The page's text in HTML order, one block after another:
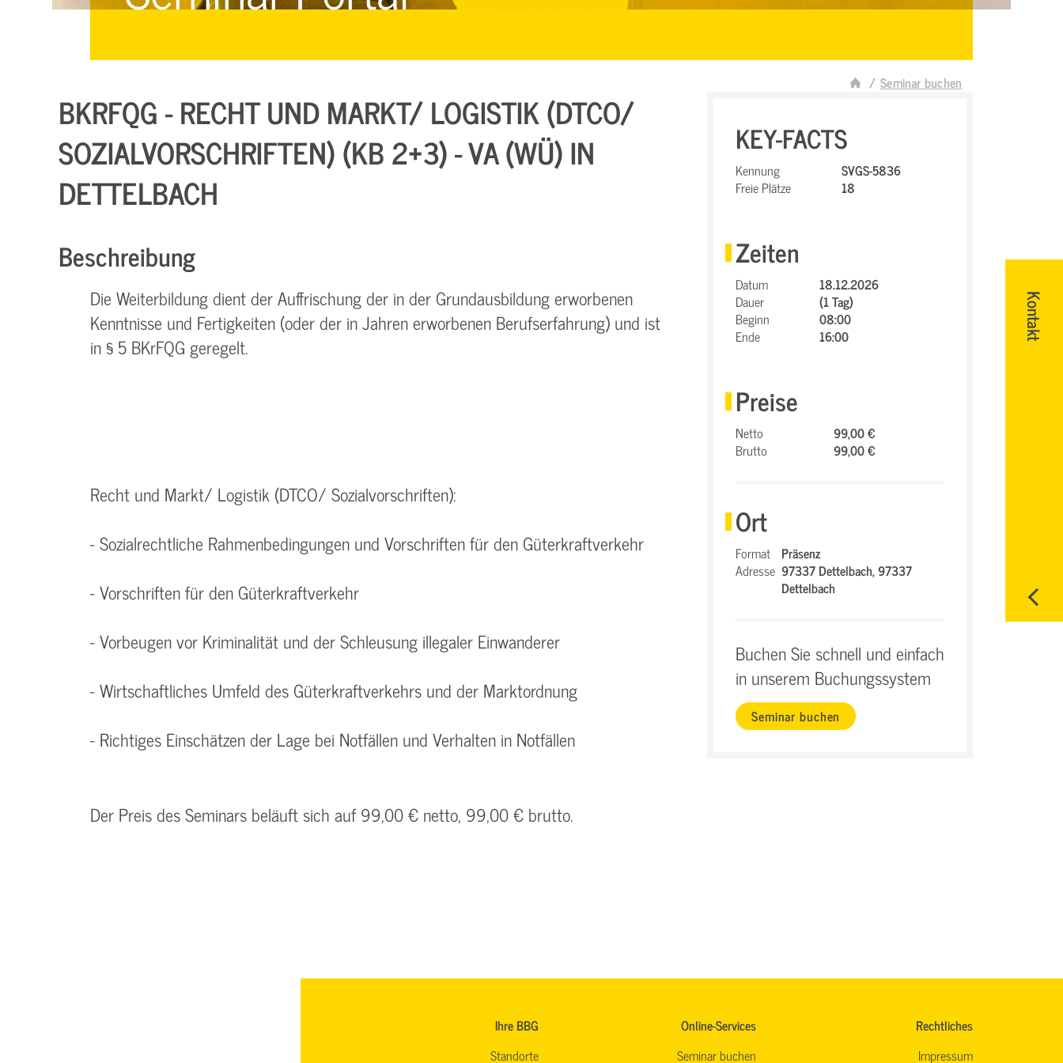
Seminar buchen
Kontakt
BKRFQG - RECHT UND MARKT/ LOGISTIK (DTCO/
SOZIALVORSCHRIFTEN) (KB 2+3) - VA (WÜ) IN
DETTELBACH
Beschreibung
Die Weiterbildung dient der Auffrischung der in der Grundausbildung erworbenen
Kenntnisse und Fertigkeiten (oder der in Jahren erworbenen Berufserfahrung) und ist
in § 5 BKrFQG geregelt.
Recht und Markt/ Logistik (DTCO/ Sozialvorschriften):
- Sozialrechtliche Rahmenbedingungen und Vorschriften für den Güterkraftverkehr
- Vorschriften für den Güterkraftverkehr
- Vorbeugen vor Kriminalität und der Schleusung illegaler Einwanderer
- Wirtschaftliches Umfeld des Güterkraftverkehrs und der Marktordnung
- Richtiges Einschätzen der Lage bei Notfällen und Verhalten in Notfällen
Der Preis des Seminars beläuft sich auf 99,00 € netto, 99,00 € brutto.
KEY-FACTS
Kennung
SVGS-5836
Freie Plätze
18
Zeiten
Datum
18.12.2026
Dauer
(1 Tag)
Beginn
08:00
Ende
16:00
Preise
Netto
99,00 €
Brutto
99,00 €
Ort
Format Präsenz
Adresse 97337 Dettelbach,97337
Dettelbach
Buchen Sie schnell und einfach
in unserem Buchungssystem
Seminar buchen
Ihre BBG
Standorte
Online-Services
Seminar buchen
Rechtliches
Impressum